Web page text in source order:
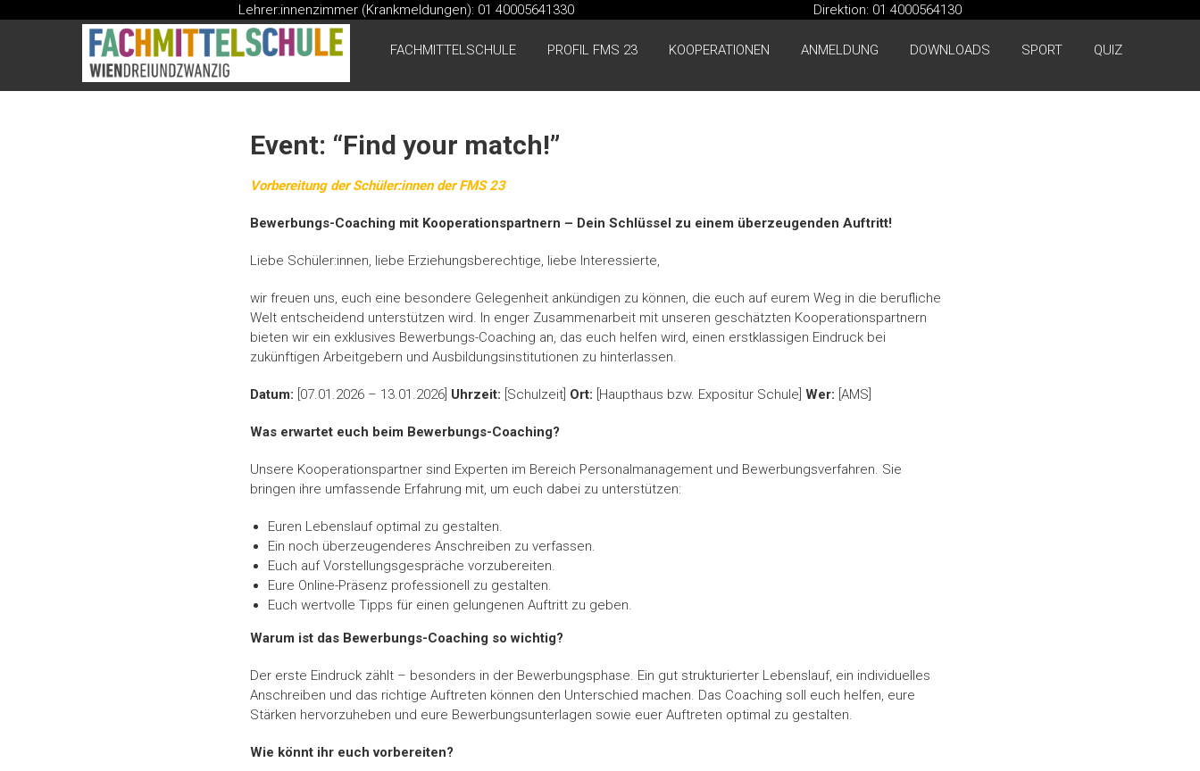
Lehrer:innenzimmer (Krankmeldungen): 01 40005641330 Direktion: 01 4000564130
Fachmittelschule
FACHMITTELSCHULE PROFIL FMS 23 KOOPERATIONEN ANMELDUNG DOWNLOADS SPORT QUIZ
Event: “Find your match!”
Vorbereitung der Schüler:innen der FMS 23
Bewerbungs-Coaching mit Kooperationspartnern – Dein Schlüssel zu einem überzeugenden Auftritt!
Liebe Schüler:innen, liebe Erziehungsberechtige, liebe Interessierte,
wir freuen uns, euch eine besondere Gelegenheit ankündigen zu können, die euch auf eurem Weg in die berufliche
Welt entscheidend unterstützen wird. In enger Zusammenarbeit mit unseren geschätzten Kooperationspartnern
bieten wir ein exklusives Bewerbungs-Coaching an, das euch helfen wird, einen erstklassigen Eindruck bei
zukünftigen Arbeitgebern und Ausbildungsinstitutionen zu hinterlassen.
Datum: [07.01.2026 – 13.01.2026] Uhrzeit: [Schulzeit] Ort: [Haupthaus bzw. Expositur Schule]Wer: [AMS]
Was erwartet euch beim Bewerbungs-Coaching?
Unsere Kooperationspartner sind Experten im Bereich Personalmanagement und Bewerbungsverfahren. Sie
bringen ihre umfassende Erfahrung mit, um euch dabei zu unterstützen:
Euren Lebenslauf optimal zu gestalten.
Ein noch überzeugenderes Anschreiben zu verfassen.
Euch auf Vorstellungsgespräche vorzubereiten.
Eure Online-Präsenz professionell zu gestalten.
Euch wertvolle Tipps für einen gelungenen Auftritt zu geben.
Warum ist das Bewerbungs-Coaching so wichtig?
Der erste Eindruck zählt – besonders in der Bewerbungsphase. Ein gut strukturierter Lebenslauf, ein individuelles
Anschreiben und das richtige Auftreten können den Unterschied machen. Das Coaching soll euch helfen, eure
Stärken hervorzuheben und eure Bewerbungsunterlagen sowie euer Auftreten optimal zu gestalten.
Wie könnt ihr euch vorbereiten?